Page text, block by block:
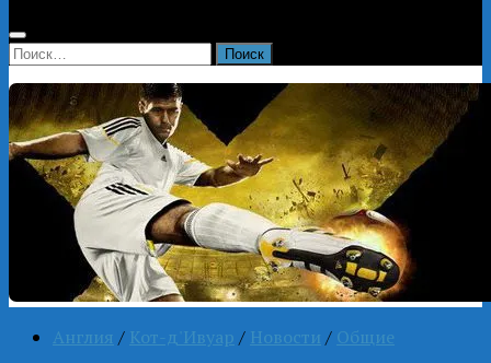
Найти:
Англия / Кот-д'Ивуар / Новости / Общие